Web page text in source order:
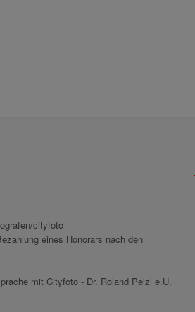
cityfoto
eines Honorars nach den
mit Cityfoto - Dr. Roland Pelzl e.U.